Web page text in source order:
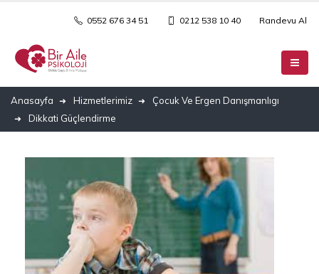
0552 676 34 51 0212 538 10 40 Randevu Al
Anasayfa Hizmetlerimiz
Çocuk Ve Ergen Danışmanlıgı
Dikkati Güçlendirme